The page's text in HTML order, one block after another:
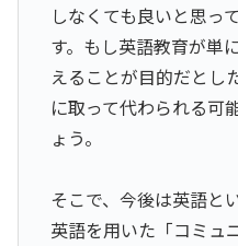
しなくても良いと思っ
す。もし英語教育が単
えることが目的だとし
に取って代わられる可
ょう。
そこで、今後は英語と
英語を用いた「コミュ